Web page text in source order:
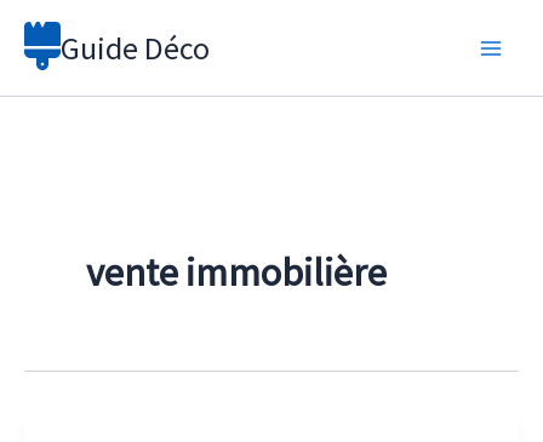
Aller
Guide Déco
vente immobilière